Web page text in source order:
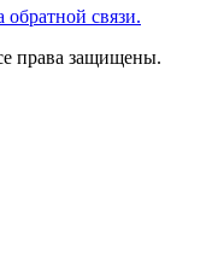
обратной связи.
права защищены.